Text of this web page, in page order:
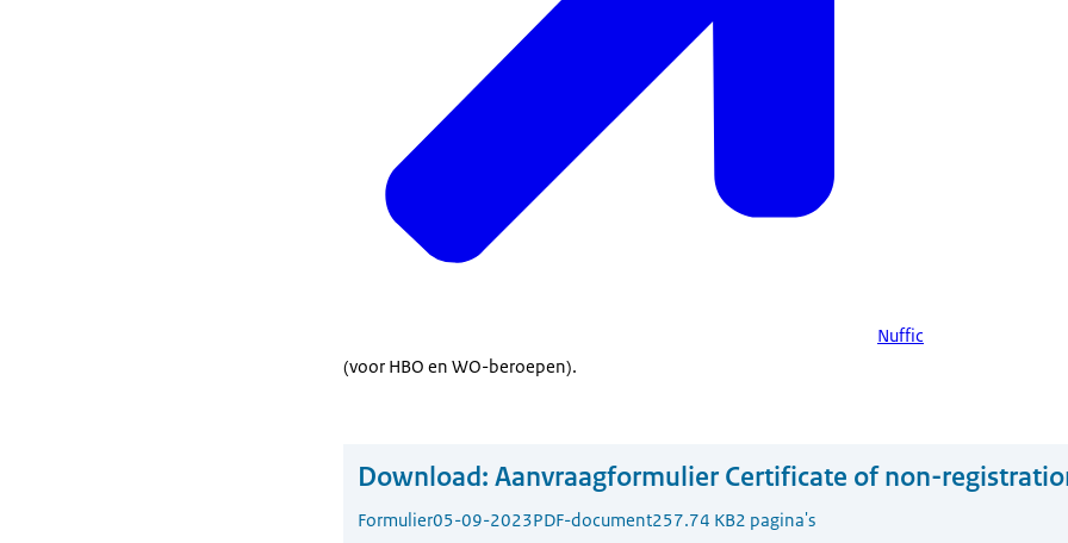
Nuffic
(voor HBO en WO-beroepen).
Download: Aanvraagformulier Certificate of non-
Formulier05-09-2023PDF-document257.74 KB2 pagina's